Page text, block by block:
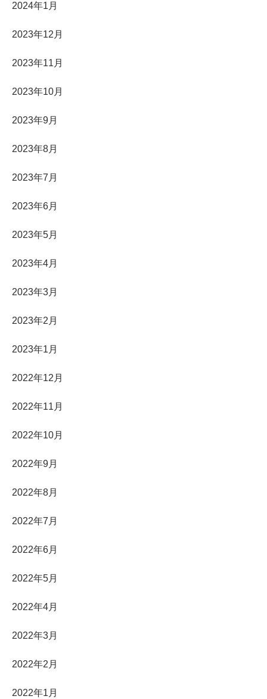
2024年1月
2023年12月
2023年11月
2023年10月
2023年9月
2023年8月
2023年7月
2023年6月
2023年5月
2023年4月
2023年3月
2023年2月
2023年1月
2022年12月
2022年11月
2022年10月
2022年9月
2022年8月
2022年7月
2022年6月
2022年5月
2022年4月
2022年3月
2022年2月
2022年1月